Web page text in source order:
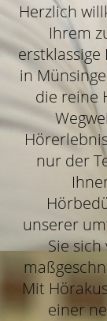
Herzlich
Ihrem
in
die reine
nur der
unserer
Sie
Mit
einer